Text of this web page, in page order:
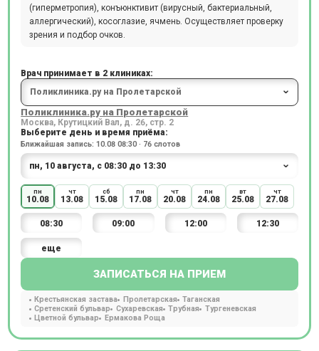
(гиперметропия), конъюнктивит (вирусный, бактериальный,
аллергический), косоглазие, ячмень. Осуществляет проверку
зрения и подбор очков.
Врач принимает в 2 клиниках:
Поликлиника.ру на Пролетарской
Москва, Крутицкий Вал, д. 26, стр. 2
Выберите день и время приёма:
Ближайшая запись: 10.08 08:30 · 76 слотов
пн
10.08
чт
13.08
сб
15.08
пн
17.08
чт
20.08
пн
24.08
вт
25.08
чт
27.08
08:30 09:00 12:00 12:30
еще
ЗАПИСАТЬСЯ НА ПРИЕМ
Крестьянская застава Пролетарская
Таганская
Сретенский бульвар
Сухаревская Трубная
Тургеневская
Цветной бульвар
Ермакова Роща